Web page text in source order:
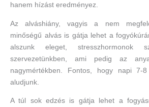
hanem hízást eredményez.
Az alváshiány, vagyis a nem
minőségű alvás is gátja lehet a
alszunk eleget, stresszhormonok
szervezetünkben, ami pedig az
nagymértékben. Fontos, hogy napi 7-
aludjunk.
A túl sok edzés is gátja lehet a